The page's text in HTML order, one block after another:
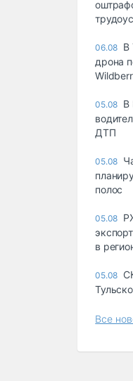
06.08 В
дрона
05.08 В
ДТП
05.08
полос
05.08
в
05.08
Все